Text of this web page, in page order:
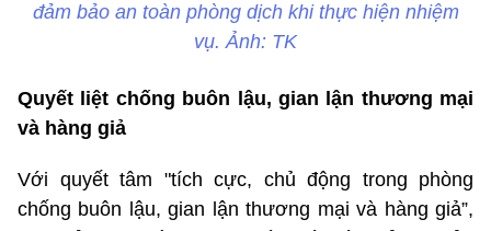
đảm bảo an toàn phòng dịch khi thực hiện nhiệm
vụ. Ảnh: TK
Quyết liệt chống buôn lậu, gian lận thương mại
và hàng giả
Với quyết tâm "tích cực, chủ động trong phòng
chống buôn lậu, gian lận thương mại và hàng giả”,